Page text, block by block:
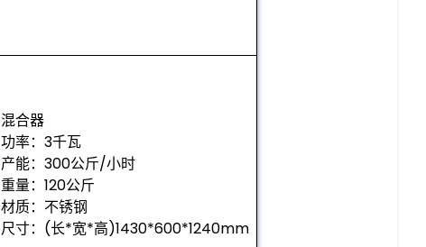
混合器
功率：3千瓦
产能：300公斤/小时
重量：120公斤
材质：不锈钢
尺寸：(长*宽*高)1430*600*1240mm